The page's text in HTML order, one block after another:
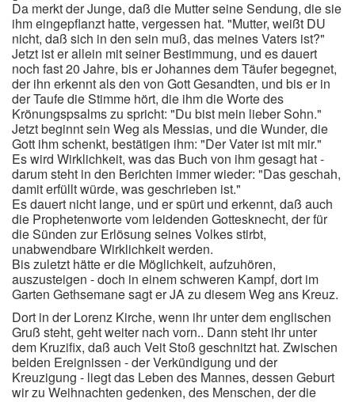
Da merkt der Junge, daß die Mutter seine Sendung, die sie
ihm eingepflanzt hatte, vergessen hat. "Mutter, weißt DU
nicht, daß sich in den sein muß, das meines Vaters ist?"
Jetzt ist er allein mit seiner Bestimmung, und es dauert
noch fast 20 Jahre, bis er Johannes dem Täufer begegnet,
der ihn erkennt als den von Gott Gesandten, und bis er in
der Taufe die Stimme hört, die ihm die Worte des
Krönungspsalms zu spricht: "Du bist mein lieber Sohn."
Jetzt beginnt sein Weg als Messias, und die Wunder, die
Gott ihm schenkt, bestätigen ihm: "Der Vater ist mit mir."
Es wird Wirklichkeit, was das Buch von ihm gesagt hat -
darum steht in den Berichten immer wieder: "Das geschah,
damit erfüllt würde, was geschrieben ist."
Es dauert nicht lange, und er spürt und erkennt, daß auch
die Prophetenworte vom leidenden Gottesknecht, der für
die Sünden zur Erlösung seines Volkes stirbt,
unabwendbare Wirklichkeit werden.
Bis zuletzt hätte er die Möglichkeit, aufzuhören,
auszusteigen - doch in einem schweren Kampf, dort im
Garten Gethsemane sagt er JA zu diesem Weg ans Kreuz.
Dort in der Lorenz Kirche, wenn ihr unter dem englischen
Gruß steht, geht weiter nach vorn.. Dann steht ihr unter
dem Kruzifix, daß auch Veit Stoß geschnitzt hat. Zwischen
beiden Ereignissen - der Verkündigung und der
Kreuzigung - liegt das Leben des Mannes, dessen Geburt
wir zu Weihnachten gedenken, des Menschen, der die